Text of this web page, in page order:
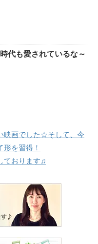
代も愛されているな～
映画でした☆そして、今
形を習得！
ております♫